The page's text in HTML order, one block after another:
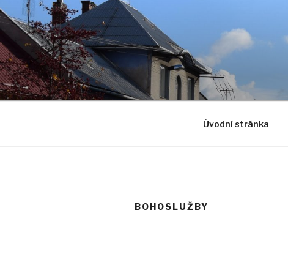
Přejít
k
obsahu
webu
Úvodní stránka
BOHOSLUŽBY